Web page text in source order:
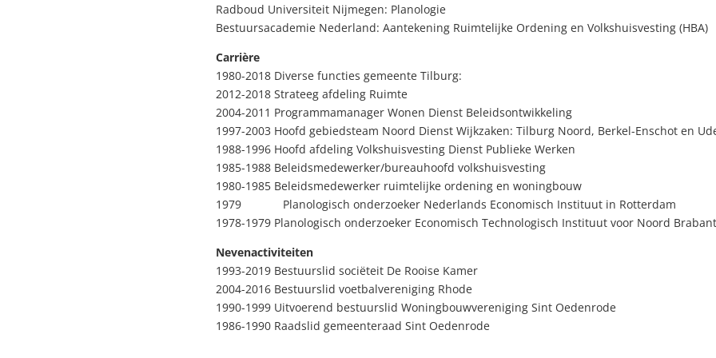
Radboud Universiteit Nijmegen: Planologie
Bestuursacademie Nederland: Aantekening Ruimtelijke Ordening en Volkshuisvesting (HBA)
Carrière
1980-2018 Diverse functies gemeente Tilburg:
2012-2018 Strateeg afdeling Ruimte
2004-2011 Programmamanager Wonen Dienst Beleidsontwikkeling
1997-2003 Hoofd gebiedsteam Noord Dienst Wijkzaken: Tilburg Noord, Berkel-Enschot en
1988-1996 Hoofd afdeling Volkshuisvesting Dienst Publieke Werken
1985-1988 Beleidsmedewerker/bureauhoofd volkshuisvesting
1980-1985 Beleidsmedewerker ruimtelijke ordening en woningbouw
1979 Planologisch onderzoeker Nederlands Economisch Instituut in Rotterdam
1978-1979 Planologisch onderzoeker Economisch Technologisch Instituut voor Noord Brabant
Nevenactiviteiten
1993-2019 Bestuurslid sociëteit De Rooise Kamer
2004-2016 Bestuurslid voetbalvereniging Rhode
1990-1999 Uitvoerend bestuurslid Woningbouwvereniging Sint Oedenrode
1986-1990 Raadslid gemeenteraad Sint Oedenrode